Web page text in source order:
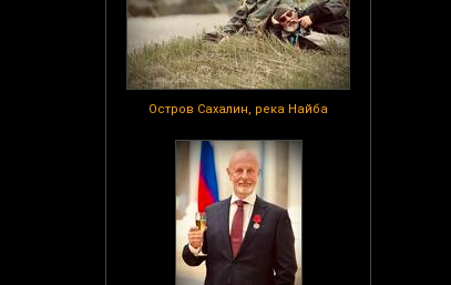
Остров Сахалин, река Найба